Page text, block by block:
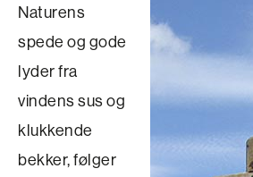
Naturens
spede og gode
lyder fra
vindens sus og
klukkende
bekker, følger